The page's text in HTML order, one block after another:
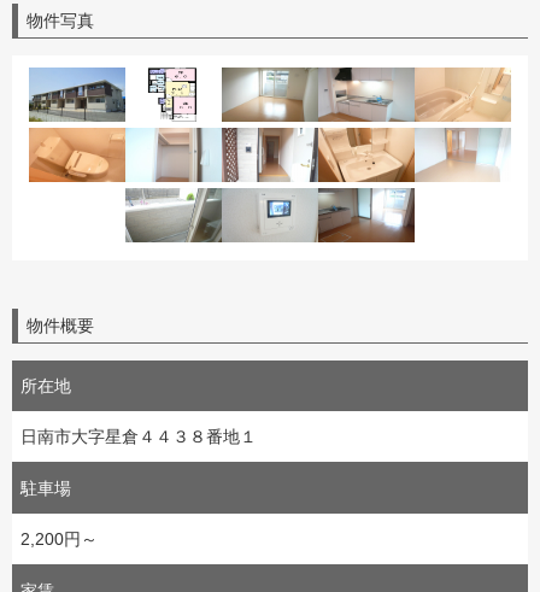
物件写真
物件概要
所在地
日南市大字星倉４４３８番地１
駐車場
2,200円～